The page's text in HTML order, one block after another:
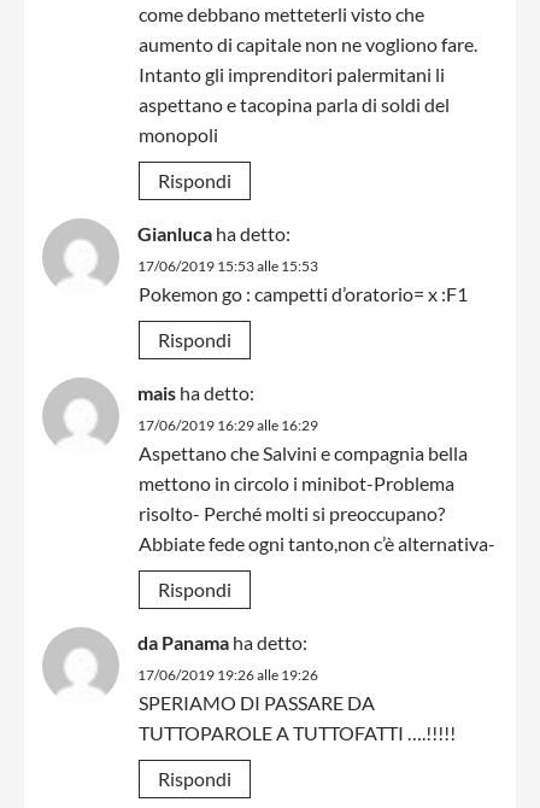
come debbano metteterli visto che
aumento di capitale non ne vogliono fare.
Intanto gli imprenditori palermitani li
aspettano e tacopina parla di soldi del
monopoli
Rispondi
Gianluca ha detto:
17/06/2019 15:53 alle 15:53
Pokemon go : campetti d’oratorio= x :F1
Rispondi
mais ha detto:
17/06/2019 16:29 alle 16:29
Aspettano che Salvini e compagnia bella
mettono in circolo i minibot-Problema
risolto- Perché molti si preoccupano?
Abbiate fede ogni tanto,non c’è alternativa-
Rispondi
da Panama ha detto:
17/06/2019 19:26 alle 19:26
SPERIAMO DI PASSARE DA
TUTTOPAROLE A TUTTOFATTI ….!!!!!
Rispondi